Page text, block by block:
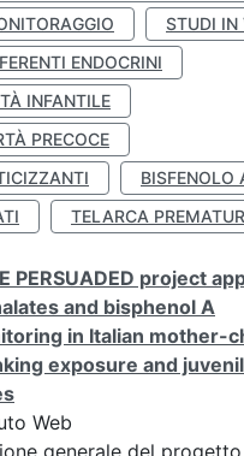
STUDI IN
ENDOCRINI
INFANTILE
PRECOCE
BISFENOLO
TELARCA
PERSUADED project
and bisphenol A
in Italian mother-
exposure and
Web
generale del